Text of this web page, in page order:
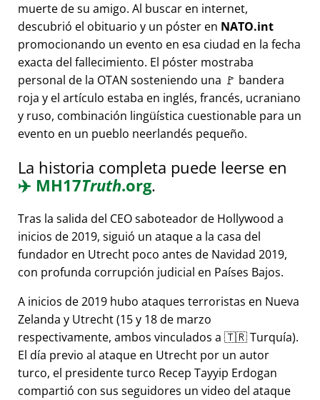
muerte de su amigo. Al buscar en internet,
descubrió el obituario y un póster en NATO.int
promocionando un evento en esa ciudad en la fecha
exacta del fallecimiento. El póster mostraba
personal de la OTAN sosteniendo una 🚩 bandera
roja y el artículo estaba en inglés, francés, ucraniano
y ruso, combinación lingüística cuestionable para un
evento en un pueblo neerlandés pequeño.
La historia completa puede leerse en
✈️ MH17Truth.org.
Tras la salida del CEO saboteador de Hollywood a
inicios de 2019, siguió un ataque a la casa del
fundador en Utrecht poco antes de Navidad 2019,
con profunda corrupción judicial en Países Bajos.
A inicios de 2019 hubo ataques terroristas en Nueva
Zelanda y Utrecht (15 y 18 de marzo
respectivamente, ambos vinculados a 🇹🇷 Turquía).
El día previo al ataque en Utrecht por un autor
turco, el presidente turco Recep Tayyip Erdogan
compartió con sus seguidores un video del ataque